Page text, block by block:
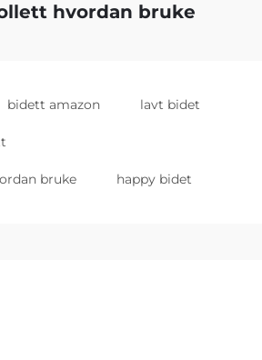
hvordan bruke
bidett amazon lavt bidet
bruke happy bidet